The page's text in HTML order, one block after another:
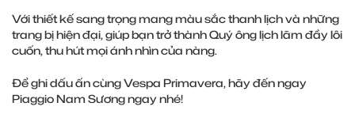
Với thiết kế sang trọng mang màu sắc thanh lịch và những
trang bị hiện đại, giúp bạn trở thành Quý ông lịch lãm đầy lôi
cuốn, thu hút mọi ánh nhìn của nàng.
Để ghi dấu ấn cùng Vespa Primavera, hãy đến ngay
Piaggio Nam Sương ngay nhé!